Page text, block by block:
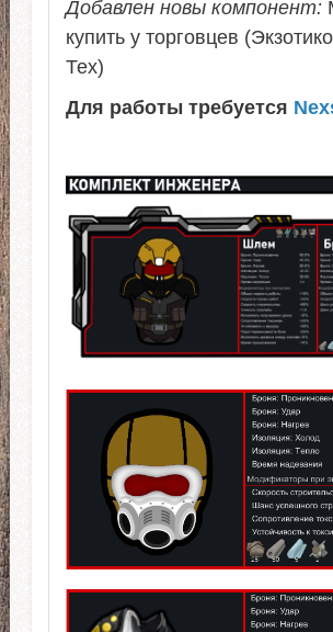
Добавлен новы компонент:
купить у торговцев
Тех)
Для работы требуется